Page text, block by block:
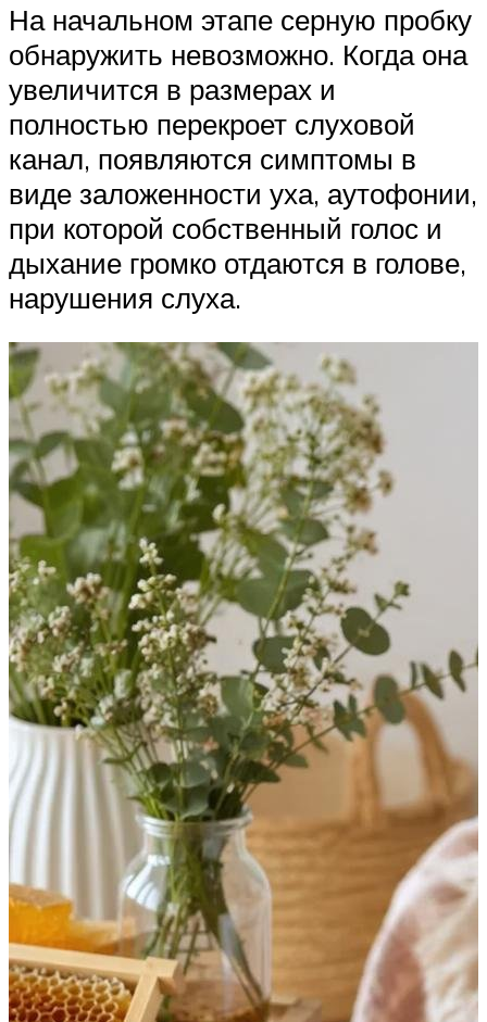
На начальном этапе серную пробку
обнаружить невозможно. Когда она
увеличится в размерах и
полностью перекроет слуховой
канал, появляются симптомы в
виде заложенности уха, аутофонии,
при которой собственный голос и
дыхание громко отдаются в голове,
нарушения слуха.